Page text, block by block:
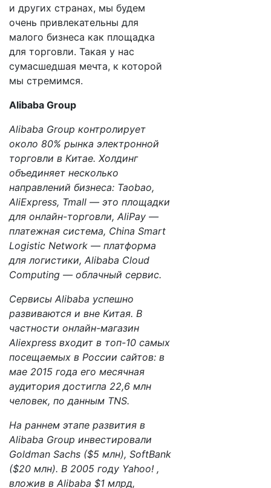
и других странах, мы будем
очень привлекательны для
малого бизнеса как площадка
для торговли. Такая у нас
сумасшедшая мечта, к которой
мы стремимся.
Alibaba Group
Alibaba Group контролирует
около 80% рынка электронной
торговли в Китае. Холдинг
объединяет несколько
направлений бизнеса: Taobao,
AliExpress, Tmall — это площадки
для онлайн-торговли, AliPay —
платежная система, China Smart
Logistic Network — платформа
для логистики, Alibaba Cloud
Computing — облачный сервис.
Сервисы Alibaba успешно
развиваются и вне Китая. В
частности онлайн-магазин
Aliexpress входит в топ-10 самых
посещаемых в России сайтов: в
мае 2015 года его месячная
аудитория достигла 22,6 млн
человек, по данным TNS.
На раннем этапе развития в
Alibaba Group инвестировали
Goldman Sachs ($5 млн), SoftBank
($20 млн). В 2005 году Yahoo! ,
вложив в Alibaba $1 млрд,